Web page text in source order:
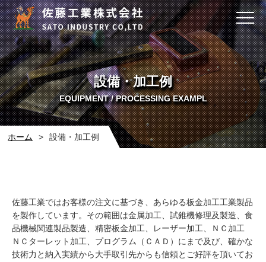
設備・加工例
EQUIPMENT / PROCESSING EXAMPL
ホーム > 設備・加工例
佐藤工業ではお客様の注文に基づき、あらゆる板金加工工業製品
を製作しています。その範囲は金属加工、試錐機修理及製造、食
品機械関連製品製造、精密板金加工、レーザー加工、ＮＣ加工
ＮＣターレット加工、プログラム（ＣＡＤ）にまで及び、確かな
技術力と納入実績から大手取引先からも信頼とご好評を頂いてお